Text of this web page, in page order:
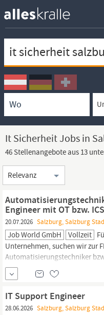
Ortssuche
Umkreissuche
Arbeitsform
It Sicherheit Jobs in
46 Stellenangebote aus 13
Sortierung
Engineer mit OT bzw.
20.07.2026 Salzburg, Salzburg
Job World GmbH Vollzeit
Unternehmen, suchen wir zur
Automatisierungstechniker
ICS Erfahrung (m/w/d)
Sicherheitsarchitektur
Weiterentwicklung von...
IT Support Engineer
28.06.2026 Salzburg, Salzburg